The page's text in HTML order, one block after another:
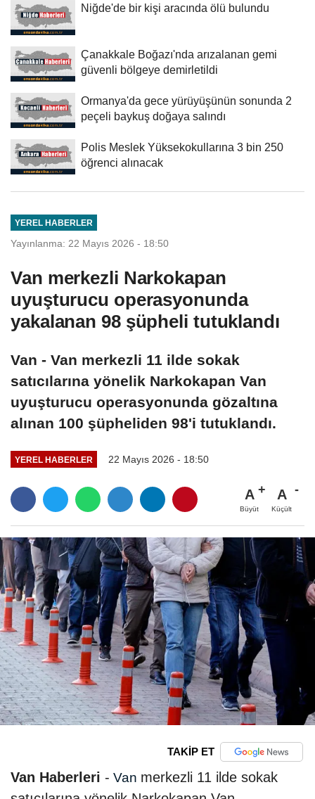
Niğde'de bir kişi aracında ölü bulundu
Çanakkale Boğazı'nda arızalanan gemi
güvenli bölgeye demirletildi
Ormanya'da gece yürüyüşünün sonunda 2
peçeli baykuş doğaya salındı
Polis Meslek Yüksekokullarına 3 bin 250
öğrenci alınacak
YEREL HABERLER
Yayınlanma: 22 Mayıs 2026 - 18:50
Van merkezli Narkokapan
uyuşturucu operasyonunda
yakalanan 98 şüpheli tutuklandı
Van - Van merkezli 11 ilde sokak
satıcılarına yönelik Narkokapan Van
uyuşturucu operasyonunda gözaltına
alınan 100 şüpheliden 98'i tutuklandı.
YEREL HABERLER 22 Mayıs 2026 - 18:50
A
Büyüt
A
Küçült
TAKİP ET
Van Haberleri - Van merkezli 11 ilde sokak